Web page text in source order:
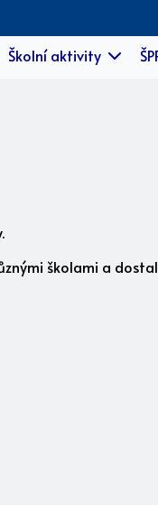
Školní aktivity
školami a